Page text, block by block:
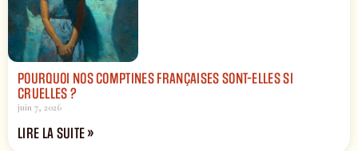
POURQUOI NOS COMPTINES FRANÇAISES SONT-ELLES SI
CRUELLES ?
juin 7, 2026
LIRE LA SUITE »